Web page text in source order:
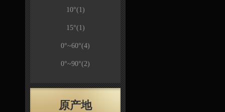
10°(1)
15°(1)
0°~60°(4)
0°~90°(2)
原产地